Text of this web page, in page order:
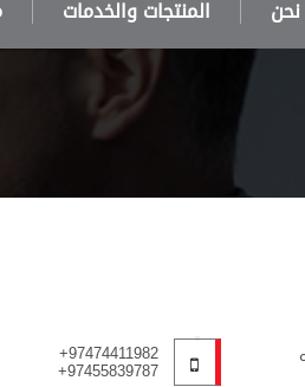
المنتجات والخدمات
+97474411982
+97455839787